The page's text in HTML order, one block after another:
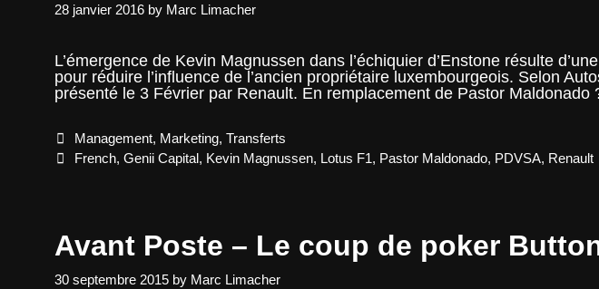
28 janvier 2016 by Marc Limacher
L’émergence de Kevin Magnussen dans l’échiquier d’Enstone résulte
pour réduire l’influence de l’ancien propriétaire luxembourgeois. Selon
présenté le 3 Février par Renault. En remplacement de Pastor
Categories
Management, Marketing,Transferts
Tags
French,Genii Capital, Kevin Magnussen, Lotus F1, Pastor Maldonado, PDVSA, Renault
Avant Poste – Le coup de poker
30 septembre 2015 by Marc Limacher